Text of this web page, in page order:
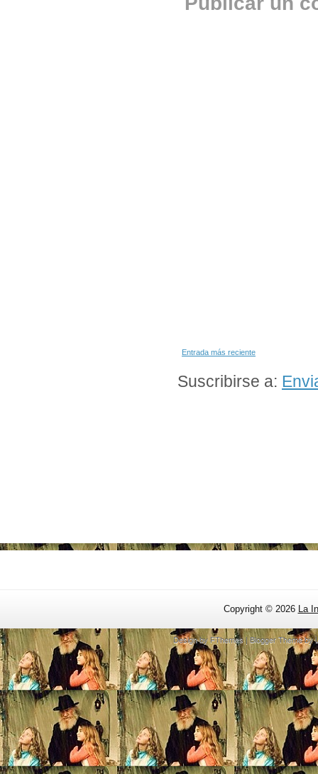
Entrada más reciente
Suscribirse a:
Copyright © 2026 La
Design by FThemes| Blogger Theme by